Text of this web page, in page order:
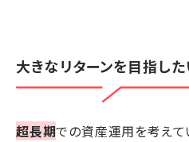
大きなリターンを目指し
超長期での資産運用を考えて